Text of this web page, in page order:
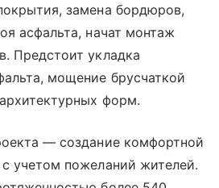
замена бордюров,
асфальта, начат монтаж
Предстоит укладка
мощение брусчаткой
форм.
— создание комфортной
учетом пожеланий жителей.